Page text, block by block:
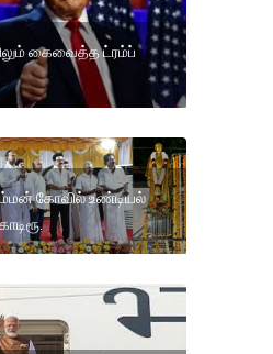
கைவைத்த ட்ரம்ப்
கோவில் உண்டியல்